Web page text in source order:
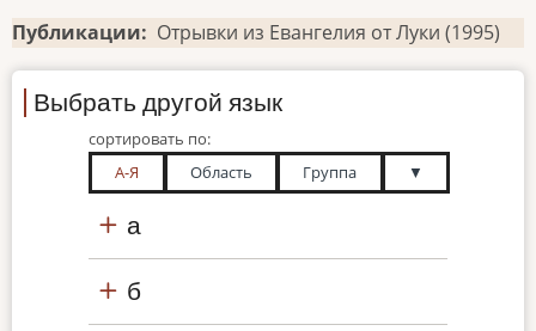
Публикации
Отрывки из Евангелия от Луки (1995)
Выбрать другой язык
сортировать по:
А-Я
Область Группа ▼
а
б